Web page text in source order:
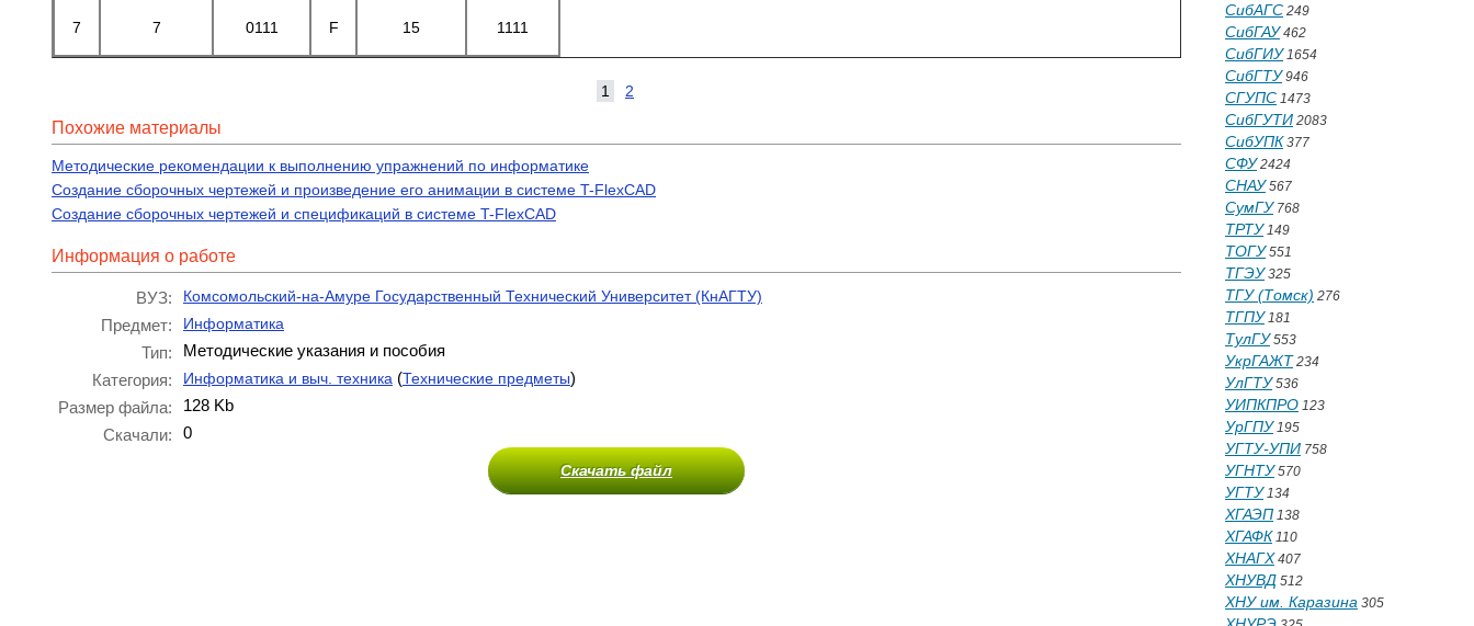
7 7 0111 F 15 1111
1 2
Похожие материалы
Методические рекомендации к выполнению упражнений по информатике
Создание сборочных чертежей и произведение его анимации в системе T-FlexCAD
Cоздание сборочных чертежей и спецификаций в системе T-FlexCAD
Информация о работе
ВУЗ: Комсомольский-на-Амуре Государственный Технический Университет (КнАГТУ)
Предмет: Информатика
Тип:
Методические указания и пособия
Категория:
Информатика и выч. техника (Технические предметы)
Размер файла:
128 Kb
Скачали:
0
Скачать файл
СибАГС 249
СибГАУ462
СибГИУ1654
СибГТУ946
СГУПС 1473
СибГУТИ 2083
СибУПК 377
СФУ2424
СНАУ567
СумГУ768
ТРТУ149
ТОГУ551
ТГЭУ325
ТГУ (Томск) 276
ТГПУ181
ТулГУ553
УкрГАЖТ 234
УлГТУ536
УИПКПРО 123
УрГПУ195
УГТУ-УПИ 758
УГНТУ570
УГТУ134
ХГАЭП 138
ХГАФК 110
ХНАГХ 407
ХНУВД 512
ХНУ им. Каразина 305